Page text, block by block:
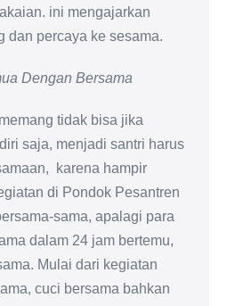
ini mengajarkan
dan percaya ke sesama.
Dengan Bersama
tidak bisa jika
saja, menjadi santri harus
karena hampir
di Pondok Pesantren
sama, apalagi para
dalam 24 jam bertemu,
Mulai dari kegiatan
cuci bersama bahkan